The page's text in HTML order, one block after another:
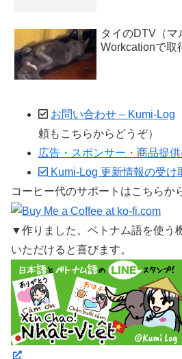
タイのDTV（マ
Workcationで取
お問い合わせ – Kumi-Log
頼もこちらからどうぞ）
広告・スポンサー・商品提
Kumi-Log 更新情報の受け
コーヒー代のサポートはこちらか
▼作りました。ベトナム語を使う
いただけると喜びます。